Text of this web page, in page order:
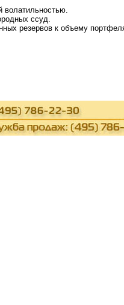
волатильностью.
ссуд.
резервов к объему